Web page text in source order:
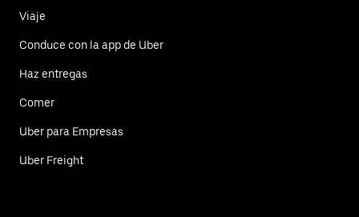
Viaje
Conduce con la app de Uber
Haz entregas
Comer
Uber para Empresas
Uber Freight